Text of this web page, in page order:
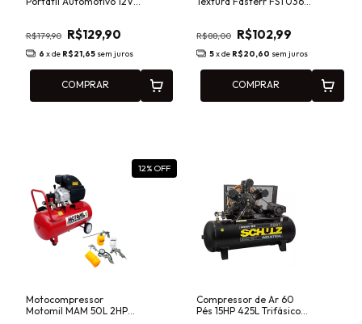
R$179,90 R$129,90
6 x de R$21,65 sem juros
COMPRAR
R$88,00 R$102,99
5x de R$20,60 sem juros
COMPRAR
12% OFF
Motocompressor
Motomil MAM 50L 2HP
Compressor de Ar 60
Pés 15HP 425L Trifásico